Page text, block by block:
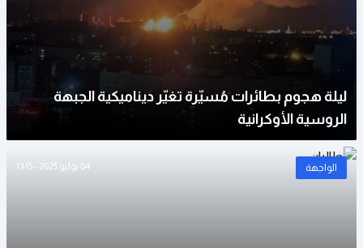
ليلة هجوم بطائرات مُسيّرة تغيّر ديناميكية الجبهة
الروسية الأوكرانية
الواجهة 04 يوليو 2025 - 13:15